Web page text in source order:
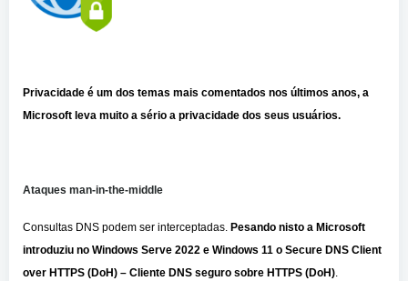
Privacidade é um dos temas mais comentados nos últimos anos, a
Microsoft leva muito a sério a privacidade dos seus usuários.
Ataques man-in-the-middle
Consultas DNS podem ser interceptadas. Pesando nisto a Microsoft
introduziu no Windows Serve 2022 e Windows 11 o Secure DNS Client
over HTTPS (DoH) – Cliente DNS seguro sobre HTTPS (DoH).